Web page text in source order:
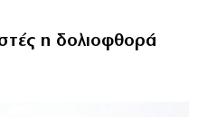
η δολιοφθορά